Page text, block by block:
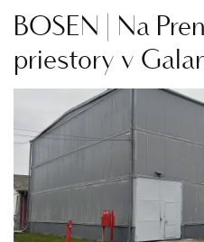
BOSEN | Na
priestory v